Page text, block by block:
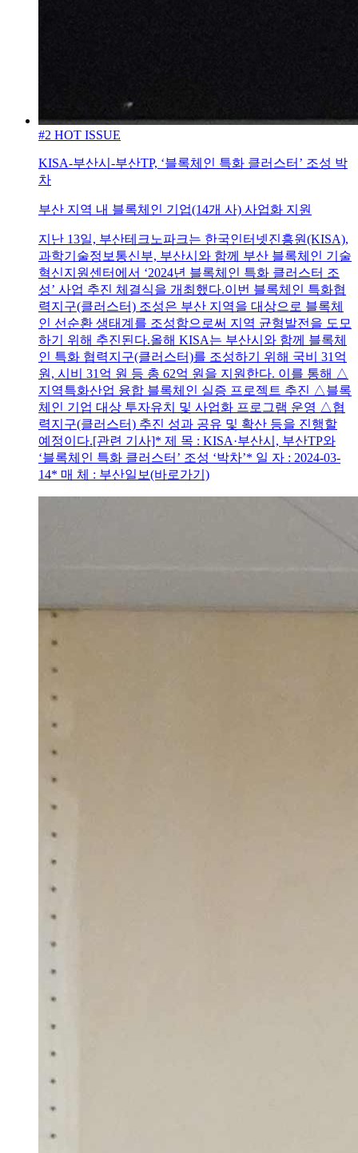
#2 HOT ISSUE
KISA-부산시-부산TP, ‘블록체인 특화 클러스터’ 조성 박
차
부산 지역 내 블록체인 기업(14개 사) 사업화 지원
지난 13일, 부산테크노파크는 한국인터넷진흥원(KISA),
과학기술정보통신부, 부산시와 함께 부산 블록체인 기술
혁신지원센터에서 ‘2024년 블록체인 특화 클러스터 조
성’ 사업 추진 체결식을 개최했다.이번 블록체인 특화협
력지구(클러스터) 조성은 부산 지역을 대상으로 블록체
인 선순환 생태계를 조성함으로써 지역 균형발전을 도모
하기 위해 추진된다.올해 KISA는 부산시와 함께 블록체
인 특화 협력지구(클러스터)를 조성하기 위해 국비 31억
원, 시비 31억 원 등 총 62억 원을 지원한다. 이를 통해 △
지역특화산업 융합 블록체인 실증 프로젝트 추진 △블록
체인 기업 대상 투자유치 및 사업화 프로그램 운영 △협
력지구(클러스터) 추진 성과 공유 및 확산 등을 진행할
예정이다.[관련 기사]* 제 목 : KISA·부산시, 부산TP와
‘블록체인 특화 클러스터’ 조성 ‘박차’* 일 자 : 2024-03-
14* 매 체 : 부산일보(바로가기)